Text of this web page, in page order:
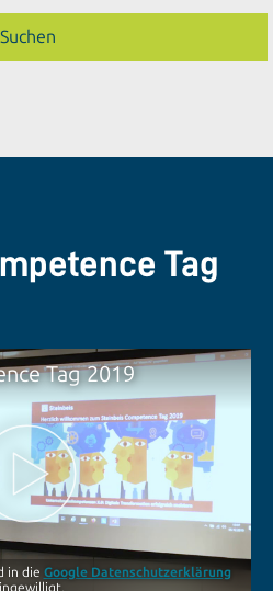
Tag
Tag 2019
in die Google Datenschutzerklärung